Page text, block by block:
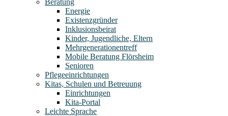
Energie
Existenzgründer
Inklusionsbeirat
Kinder, Jugendliche, Eltern
Mehrgenerationentreff
Mobile Beratung Flörsheim
Senioren
Pflegeeinrichtungen
Kitas, Schulen und Betreuung
Einrichtungen
Kita-Portal
Leichte Sprache